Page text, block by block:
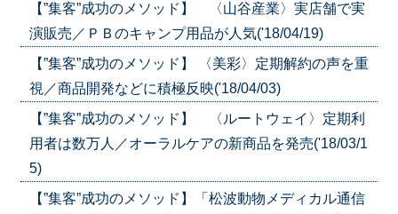
【”集客”成功のメソッド】 〈山谷産業〉実店舗で実
演販売／ＰＢのキャンプ用品が人気('18/04/19)
【”集客”成功のメソッド】 〈美彩〉定期解約の声を重
視／商品開発などに積極反映('18/04/03)
【”集客”成功のメソッド】 〈ルートウェイ〉定期利
用者は数万人／オーラルケアの新商品を発売('18/03/1
5)
【”集客”成功のメソッド】「松波動物メディカル通信